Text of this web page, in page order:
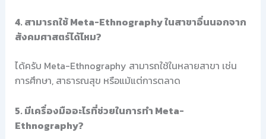
4. สามารถใช้ Meta-Ethnography ในสาขาอื่นนอกจาก
สังคมศาสตร์ได้ไหม?
ได้ครับ Meta-Ethnography สามารถใช้ในหลายสาขา เช่น
การศึกษา, สาธารณสุข หรือแม้แต่การตลาด
5. มีเครื่องมืออะไรที่ช่วยในการทำ Meta-
Ethnography?